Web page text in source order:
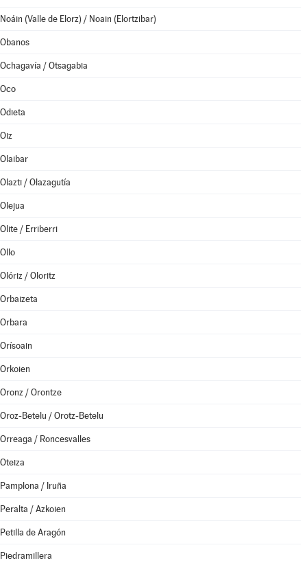
Noáin (Valle de Elorz) / Noain (Elortzibar)
Obanos
Ochagavía / Otsagabia
Oco
Odieta
Oiz
Olaibar
Olazti / Olazagutía
Olejua
Olite / Erriberri
Ollo
Olóriz / Oloritz
Orbaizeta
Orbara
Orísoain
Orkoien
Oronz / Orontze
Oroz-Betelu / Orotz-Betelu
Orreaga / Roncesvalles
Oteiza
Pamplona / Iruña
Peralta / Azkoien
Petilla de Aragón
Piedramillera